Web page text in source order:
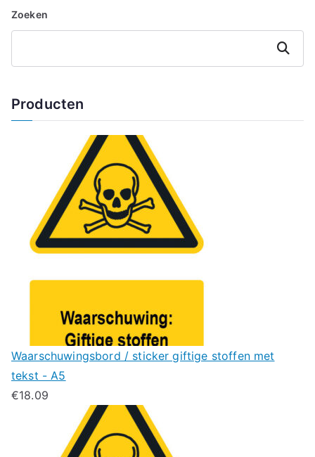
Zoeken
Zoeken
Producten
Waarschuwingsbord / sticker giftige stoffen met
tekst - A5
€18.09